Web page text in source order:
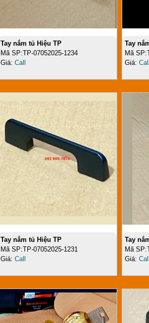
Tay nắm tủ Hiệu TP
Mã SP:TP-07052025-1234
Giá: Call
Tay
Mã
Giá: Call
Tay nắm tủ Hiệu TP
Mã SP:TP-07052025-1231
Giá: Call
Tay
Mã
Giá: Call